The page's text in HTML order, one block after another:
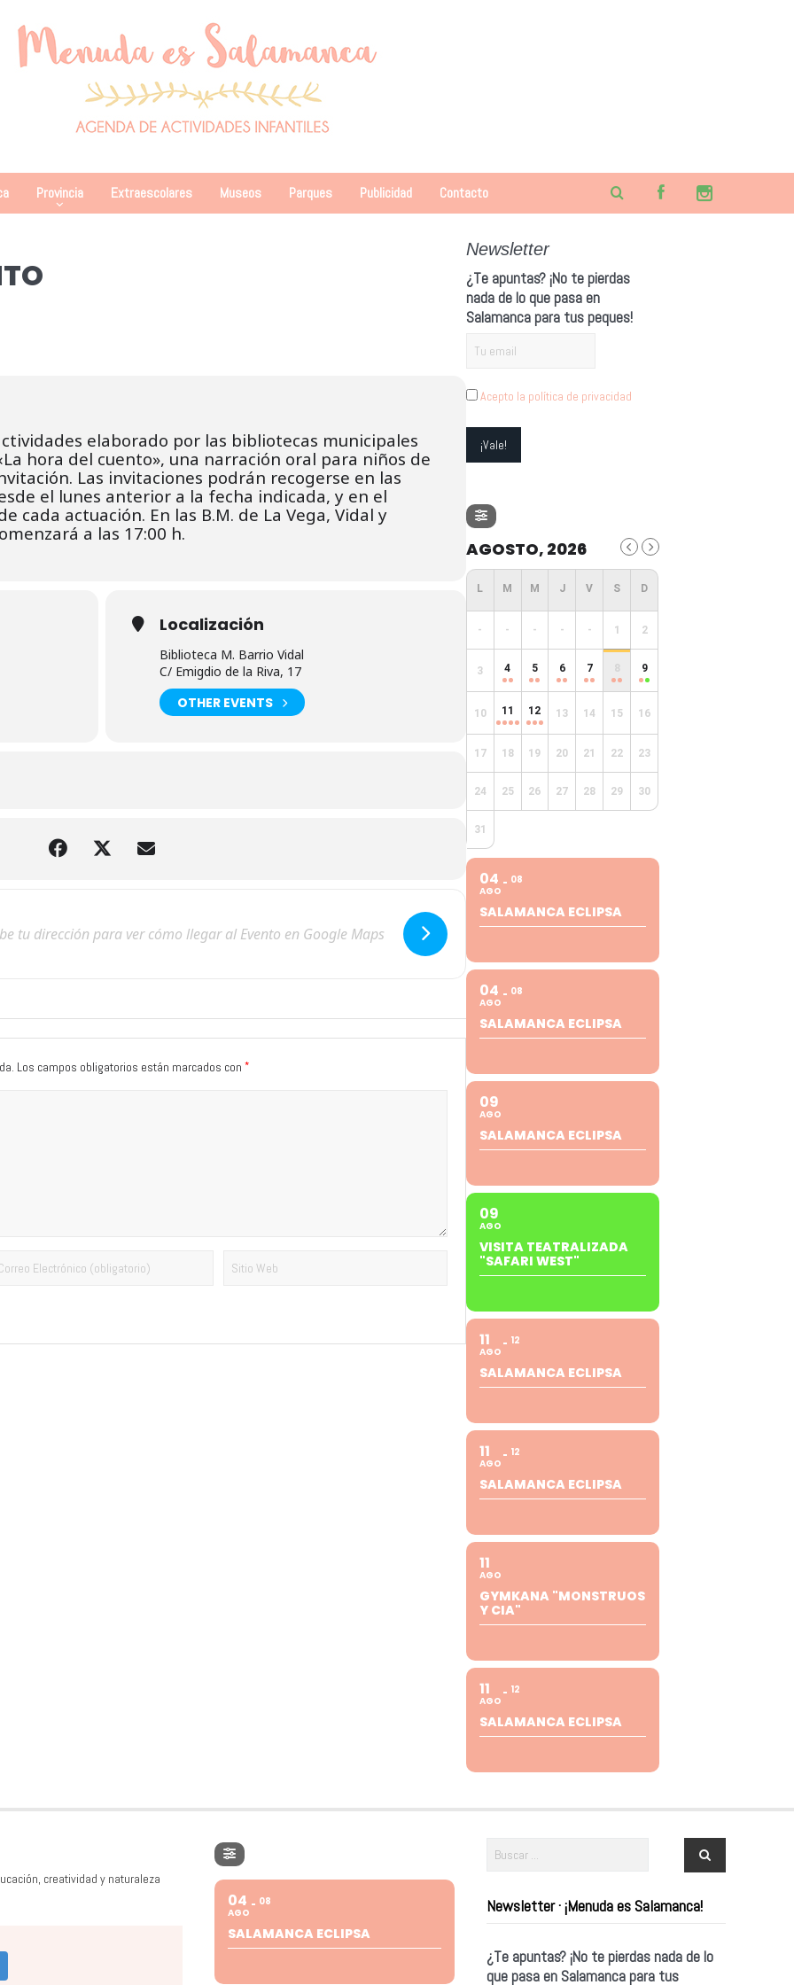
Provincia Extraescolares Museos Parques Publicidad Contacto
elaborado por las bibliotecas municipales
hora del cuento», una narración oral para niños de
Las invitaciones podrán recogerse en las
el lunes anterior a la fecha indicada, y en el
cada actuación. En las B.M. de La Vega, Vidal y
a las 17:00 h.
Localización
Biblioteca M. Barrio Vidal
C/ Emigdio de la Riva, 17
OTHER EVENTS
Los campos obligatorios están marcados con *
Newsletter
¿Te apuntas? ¡No te pierdas
nada de lo que pasa en
Salamanca para tus peques!
Acepto la política de privacidad
AGOSTO, 2026
- - - - - 1 2
3 4 5 6 7 8 9
10 11 12 13 14 15 16
17 18 19 20 21 22 23
24 25 26 27 28 29 30
31
04
AGO
08
SALAMANCA ECLIPSA
04
AGO
08
SALAMANCA ECLIPSA
09
AGO
SALAMANCA ECLIPSA
09
AGO
VISITA TEATRALIZADA
"SAFARI WEST"
11
AGO
12
SALAMANCA ECLIPSA
11
AGO
12
SALAMANCA ECLIPSA
11
AGO
GYMKANA "MONSTRUOS
Y CIA"
11
AGO
12
SALAMANCA ECLIPSA
creatividad y naturaleza
04
AGO
08
SALAMANCA ECLIPSA
Newsletter · ¡Menuda es Salamanca!
¿Te apuntas? ¡No te pierdas nada de lo
que pasa en Salamanca para tus